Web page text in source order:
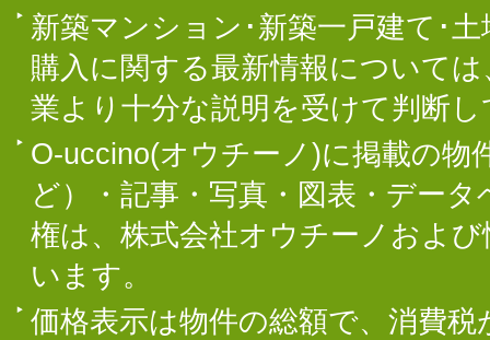
新築マンション･新築一戸建て･
購入に関する最新情報について
業より十分な説明を受けて判断
O-uccino(オウチーノ)に掲載の物
ど）・記事・写真・図表・デー
権は、株式会社オウチーノおよ
います。
価格表示は物件の総額で、消費